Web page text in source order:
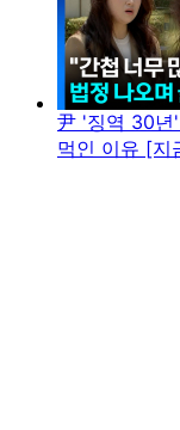
尹 '징역 30년
먹인 이유 [지